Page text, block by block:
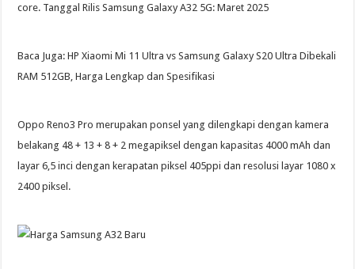
core. Tanggal Rilis Samsung Galaxy A32 5G: Maret 2025
Baca Juga: HP Xiaomi Mi 11 Ultra vs Samsung Galaxy S20 Ultra Dibekali
RAM 512GB, Harga Lengkap dan Spesifikasi
Oppo Reno3 Pro merupakan ponsel yang dilengkapi dengan kamera
belakang 48 + 13 + 8 + 2 megapiksel dengan kapasitas 4000 mAh dan
layar 6,5 inci dengan kerapatan piksel 405ppi dan resolusi layar 1080 x
2400 piksel.